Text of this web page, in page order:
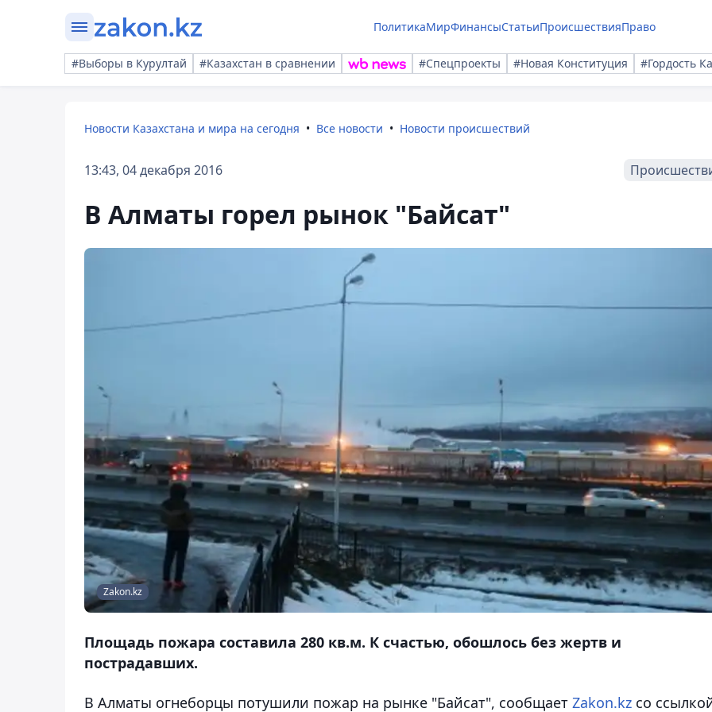
ПолитикаМирФинансыСтатьиПроисшествияПраво
#Выборы в Курултай #Казахстан в сравнении #Спецпроекты #Новая Конституция #Гордость
Новости Казахстана и мира на сегодня Все новости Новости происшествий
13:43, 04 декабря 2016
В Алматы горел рынок "Байсат"
Zakon.kz
Площадь пожара составила 280 кв.м. К счастью, обошлось без жертв и
пострадавших.
В Алматы огнеборцы потушили пожар на рынке "Байсат", сообщает Zakon.kz со